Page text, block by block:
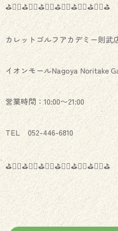
⛳️🏌️‍♂️⛳️🏌️‍♀️⛳️🏌️‍♂️⛳️🏌️‍♀️⛳️🏌️‍♂️⛳️🏌️‍♀️⛳️
カレットゴルフアカデミー則武
イオンモールNagoya Noritake
営業時間：10:00〜21:00
TEL 052-446-6810
⛳️🏌️‍♂️⛳️🏌️‍♀️⛳️🏌️‍♂️⛳️🏌️‍♀️⛳️🏌️‍♂️⛳️🏌️‍♀️⛳️